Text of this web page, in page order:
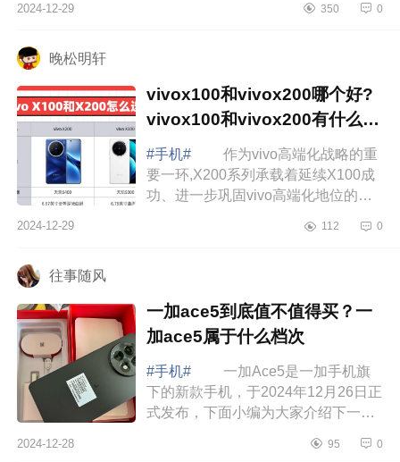
款手机都使用了下来8Gen3处理器，
2024-12-29 350 0
晚松明轩
vivox100和vivox200哪个好?
vivox100和vivox200有什么区
别
#手机#
作为vivo高端化战略的重
要一环,X200系列承载着延续X100成
功、进一步巩固vivo高端化地位的期
和vivox200哪个好?vivox100和
2024-12-29 112 0
往事随风
一加ace5到底值不值得买？一
加ace5属于什么档次
#手机#
一加Ace5是一加手机旗
下的新款手机，于2024年12月26日正
式发布，下面小编为大家介绍下一加
什么档次 一加ace5到底值不值得
2024-12-28 95 0